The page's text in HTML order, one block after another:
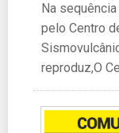
Na
pelo Centro
reproduz,O